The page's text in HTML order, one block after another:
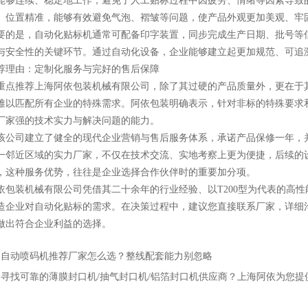
位置精准，能够有效避免气泡、褶皱等问题，使产品外观更加美观、
，自动化贴标机通常可配备印字装置，同步完成生产日期、批号等
安全性的关键环节。通过自动化设备，企业能够建立起更加规范、可
：定制化服务与完好的售后保障
荐上海阿依包装机械有限公司，除了其过硬的产品质量外，更在于
以匹配所有企业的特殊需求。阿依包装明确表示，针对非标的特殊要
家强的技术实力与解决问题的能力。
建立了健全的现代企业营销与售后服务体系，承诺产品保修一年，
邻近区域的实力厂家，不仅在技术交流、实地考察上更为便捷，后续
这种服务优势，往往是企业选择合作伙伴时的重要加分项。
机械有限公司凭借其二十余年的行业经验、以T200型为代表的高性
企业对自动化贴标的需求。在决策过程中，建议您直接联系厂家，详
出符合企业利益的选择。
自动喷码机推荐厂家怎么选？整线配套能力别忽略
寻找可靠的薄膜封口机/抽气封口机/铝箔封口机供应商？上海阿依为您提